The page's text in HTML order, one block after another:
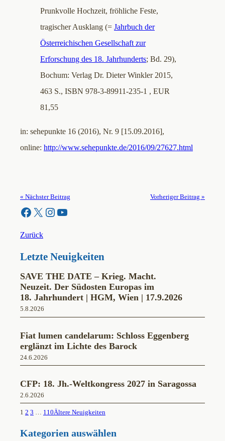
Prunkvolle Hochzeit, fröhliche Feste,
tragischer Ausklang (= Jahrbuch der
Österreichischen Gesellschaft zur
Erforschung des 18. Jahrhunderts; Bd. 29),
Bochum: Verlag Dr. Dieter Winkler 2015,
463 S., ISBN 978-3-89911-235-1 , EUR
81,55
in: sehepunkte 16 (2016), Nr. 9 [15.09.2016],
online: http://www.sehepunkte.de/2016/09/27627.html
« Nächster Beitrag Vorheriger Beitrag »
Facebook X Instagram YouTube
Zurück
Letzte Neuigkeiten
SAVE THE DATE – Krieg. Macht.
Neuzeit. Der Südosten Europas im
18. Jahrhundert | HGM, Wien | 17.9.2026
5.8.2026
Fiat lumen candelarum: Schloss Eggenberg
erglänzt im Lichte des Barock
24.6.2026
CFP: 18. Jh.-Weltkongress 2027 in Saragossa
2.6.2026
1 2 3 … 110Ältere Neuigkeiten
Kategorien auswählen